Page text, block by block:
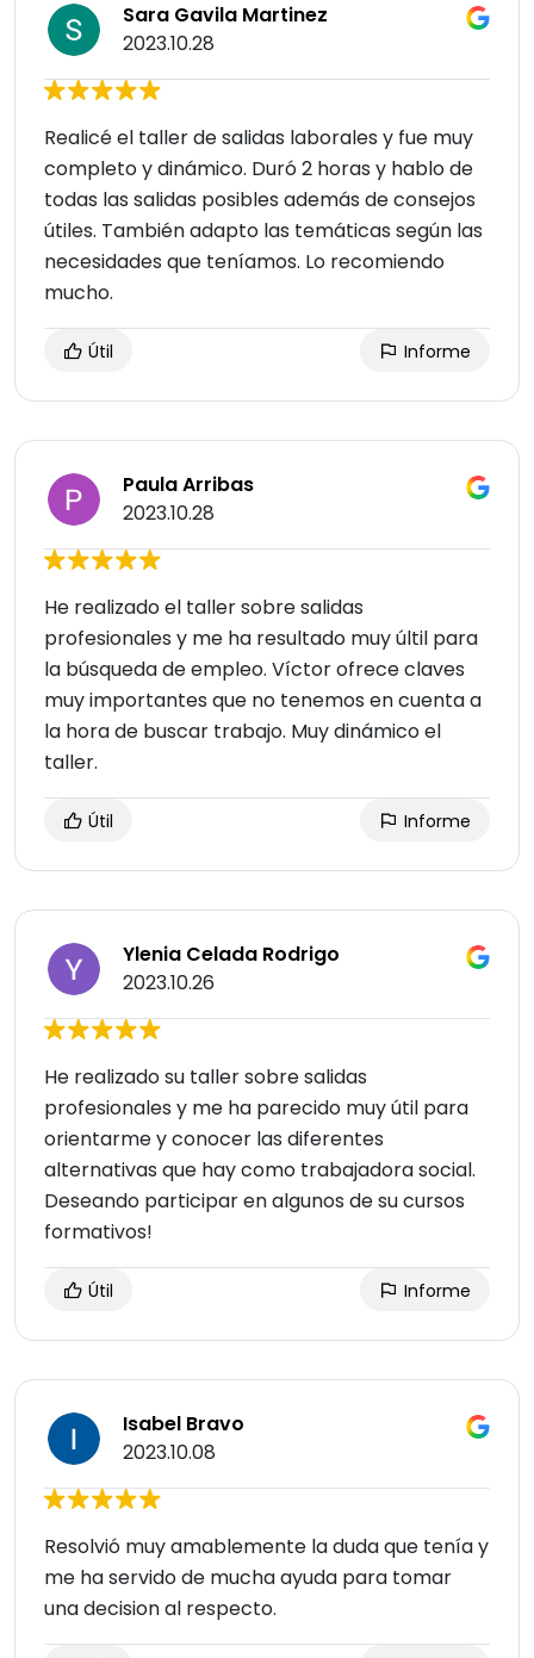
Sara Gavila Martinez
2023.10.28
Realicé el taller de salidas laborales y fue muy
completo y dinámico. Duró 2 horas y hablo de
todas las salidas posibles además de consejos
útiles. También adapto las temáticas según las
necesidades que teníamos. Lo recomiendo
mucho.
Útil Informe
Paula Arribas
2023.10.28
He realizado el taller sobre salidas
profesionales y me ha resultado muy últil para
la búsqueda de empleo. Víctor ofrece claves
muy importantes que no tenemos en cuenta a
la hora de buscar trabajo. Muy dinámico el
taller.
Útil Informe
Ylenia Celada Rodrigo
2023.10.26
He realizado su taller sobre salidas
profesionales y me ha parecido muy útil para
orientarme y conocer las diferentes
alternativas que hay como trabajadora social.
Deseando participar en algunos de su cursos
formativos!
Útil Informe
Isabel Bravo
2023.10.08
Resolvió muy amablemente la duda que tenía y
me ha servido de mucha ayuda para tomar
una decision al respecto.